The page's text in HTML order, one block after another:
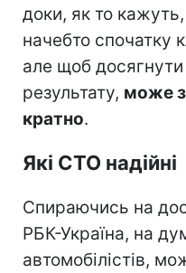
доки, як то
начебто спочатку
але щоб досягнути
результату, може
кратно.
Які СТО надійні
Спираючись на
РБК-Україна, на
автомобілістів,